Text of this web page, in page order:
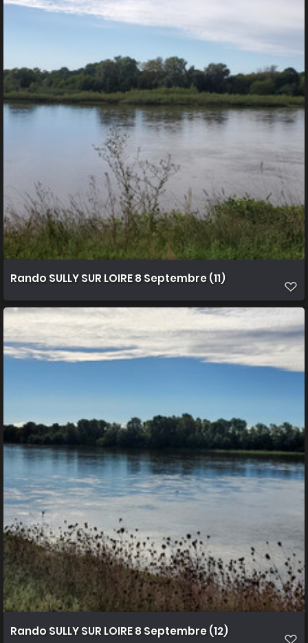
Rando SULLY SUR LOIRE 8 Septembre (11)
Rando SULLY SUR LOIRE 8 Septembre (12)